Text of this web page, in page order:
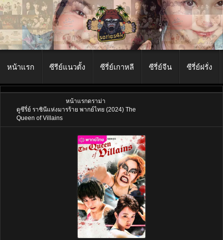
หน้าแรก ซีรีย์แนวตั้ง ซีรี่ย์เกาหลี ซีรี่ย์จีน ซีรี่ย์ฝรั่ง
หน้าแรกดราม่า
ดูซีรี่ย์ ราชินีแห่งมารร้าย พากย์ไทย (2024) The
Queen of Villains